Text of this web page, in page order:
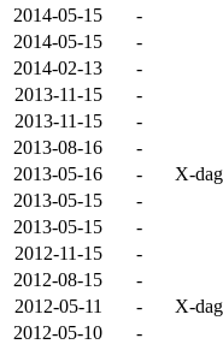
2014-05-15
-
2014-05-15
-
2014-02-13
-
2013-11-15
-
2013-11-15
-
2013-08-16
-
2013-05-16
-
X-
2013-05-15
-
2013-05-15
-
2012-11-15
-
2012-08-15
-
2012-05-11
-
X-
2012-05-10
-